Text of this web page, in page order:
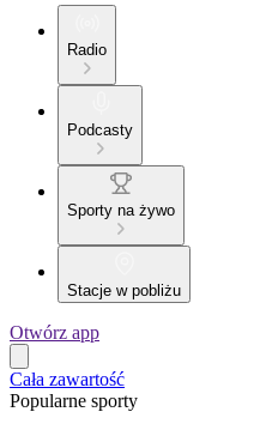
Radio
Podcasty
Sporty na żywo
Stacje w pobliżu
Otwórz app
Cała zawartość
Popularne sporty